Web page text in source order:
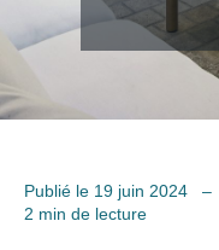
Publié le 19 juin 2024 –
2 min de lecture